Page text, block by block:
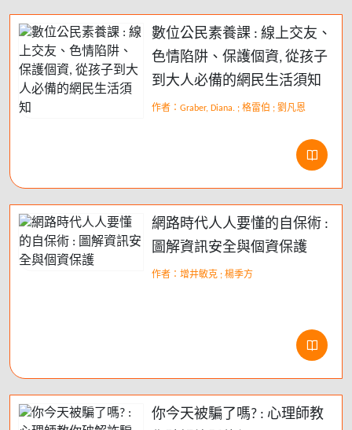
數位公民素養課 : 線上交友、
色情陷阱、保護個資, 從孩子
到大人必備的網民生活須知
作者：Graber, Diana. ; 格雷伯 ; 劉凡恩
網路時代人人要懂的自保術 :
圖解資訊安全與個資保護
作者：增井敏克 ; 楊季方
你今天被騙了嗎? : 心理師教